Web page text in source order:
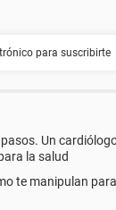
Un
la salud
te manipulan